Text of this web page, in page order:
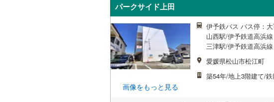
パークサイド上田
画像をもっと見る
伊予鉄バス バス停：
山西駅/伊予鉄道高浜
三津駅/伊予鉄道高浜
愛媛県松山市松江町
築54年/地上3階建て/